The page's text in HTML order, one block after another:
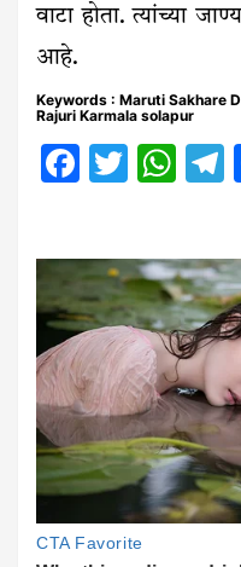
वाटा होता. त्यांच्या
आहे.
Keywords : Maruti Sakhare
Rajuri Karmala solapur
Facebook